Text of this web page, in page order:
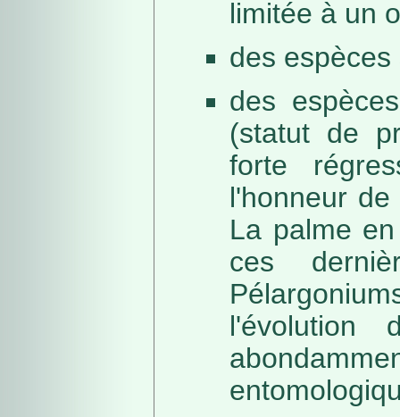
limitée à un
des
des
(statut de
forte
l'honneur
La palme
ces
l'évolution